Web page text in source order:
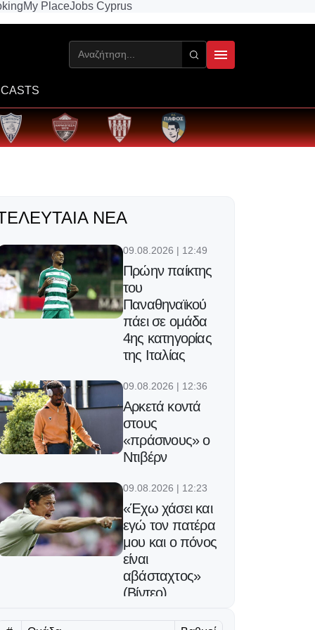
My PlaceJobs Cyprus
ΝΈΑ
09.08.2026 | 12:49
Πρώην παίκτης
του
Παναθηναϊκού
πάει σε ομάδα
4ης κατηγορίας
της Ιταλίας
09.08.2026 | 12:36
Αρκετά κοντά
στους
«πράσινους» ο
Ντιβέρν
09.08.2026 | 12:23
«Έχω χάσει και
εγώ τον πατέρα
μου και ο πόνος
είναι
αβάσταχτος»
(Βίντεο)